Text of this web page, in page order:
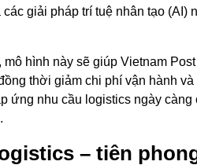
giải pháp trí tuệ nhân tạo
hình này sẽ giúp Vietnam
thời giảm chi phí vận hành
ứng nhu cầu logistics ngày
– tiên